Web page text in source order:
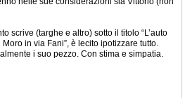
scrive (targhe e altro) sotto il titolo “L’auto
in via Fani”, è lecito ipotizzare tutto.
i suo pezzo. Con stima e simpatia.